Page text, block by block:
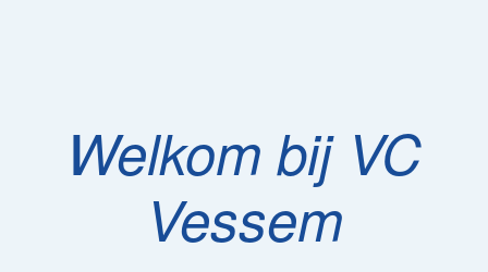
Welkom bij VC
Vessem